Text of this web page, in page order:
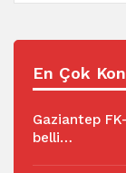
En Çok
Gaziantep FK-
belli…